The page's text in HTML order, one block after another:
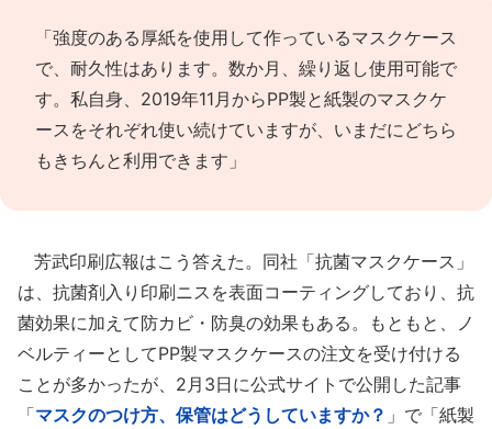
「強度のある厚紙を使用して作っているマスクケース
で、耐久性はあります。数か月、繰り返し使用可能で
す。私自身、2019年11月からPP製と紙製のマスクケ
ースをそれぞれ使い続けていますが、いまだにどちら
もきちんと利用できます」
芳武印刷広報はこう答えた。同社「抗菌マスクケース」
は、抗菌剤入り印刷ニスを表面コーティングしており、抗
菌効果に加えて防カビ・防臭の効果もある。もともと、ノ
ベルティーとしてPP製マスクケースの注文を受け付ける
ことが多かったが、2月3日に公式サイトで公開した記事
「マスクのつけ方、保管はどうしていますか？ 」で「紙製